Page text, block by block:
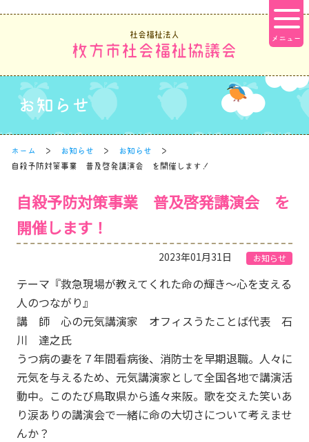
社会福祉法人
枚方市社会福祉協議会
お知らせ
ホーム お知らせ
お知らせ
自殺予防対策事業 普及啓発講演会 を開催します！
自殺予防対策事業 普及啓発講演会 を
開催します！
2023年01月31日 お知らせ
テーマ『救急現場が教えてくれた命の輝き～心を支える
人のつながり』
講 師 心の元気講演家 オフィスうたことば代表 石
川 達之氏
うつ病の妻を７年間看病後、消防士を早期退職。人々に
元気を与えるため、元気講演家として全国各地で講演活
動中。このたび鳥取県から遙々来阪。歌を交えた笑いあ
り涙ありの講演会で一緒に命の大切さについて考えませ
んか？